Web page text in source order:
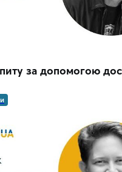
за допомогою